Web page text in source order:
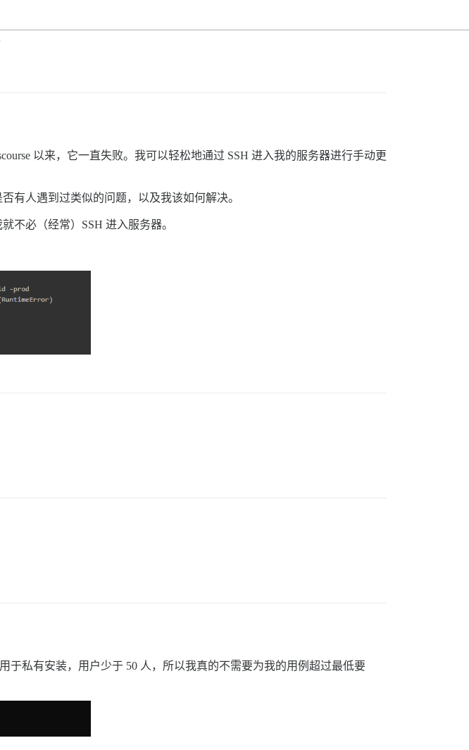
以来，它一直失败。我可以轻松地通过 SSH 进入我的服务器进行手动更
有人遇到过类似的问题，以及我该如何解决。
不必（经常）SSH 进入服务器。
于私有安装，用户少于 50 人，所以我真的不需要为我的用例超过最低要